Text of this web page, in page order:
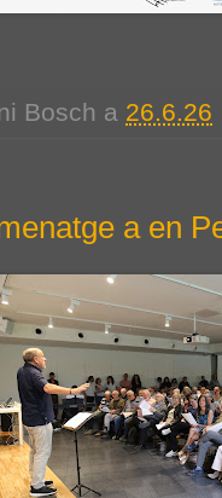
Bosch a 26.6.26
a en